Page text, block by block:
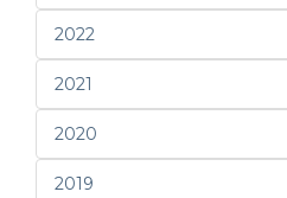
2022
2021
2020
2019